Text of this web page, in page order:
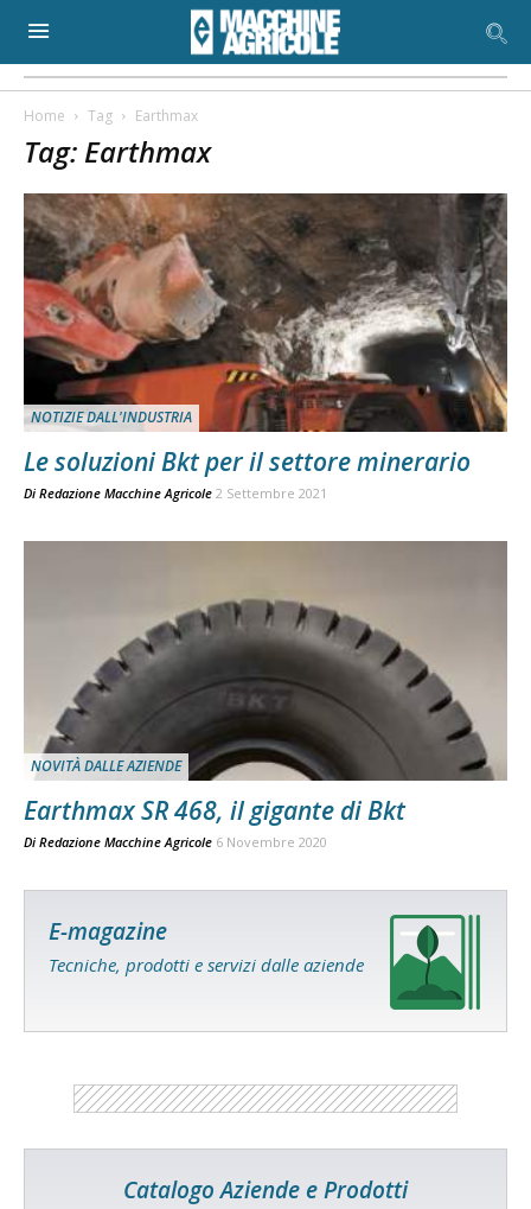
Home Tag Earthmax
Tag: Earthmax
NOTIZIE DALL'INDUSTRIA
Le soluzioni Bkt per il settore minerario
Di Redazione Macchine Agricole 2 Settembre 2021
NOVITÀ DALLE AZIENDE
Earthmax SR 468, il gigante di Bkt
Di Redazione Macchine Agricole 6 Novembre 2020
E-magazine
Tecniche, prodotti e servizi dalle aziende
Catalogo Aziende e Prodotti